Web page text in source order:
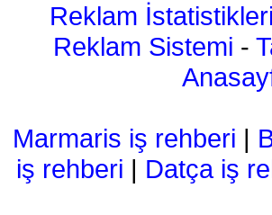
Reklam İstatistikleri
Reklam Sistemi -
Marmaris iş rehberi |
iş rehberi | Datça iş